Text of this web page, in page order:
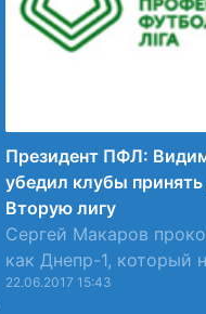
Президент ПФЛ:
убедил клубы
Вторую лигу
Сергей Макаров
как Днепр-1, который
22.06.2017 15:43